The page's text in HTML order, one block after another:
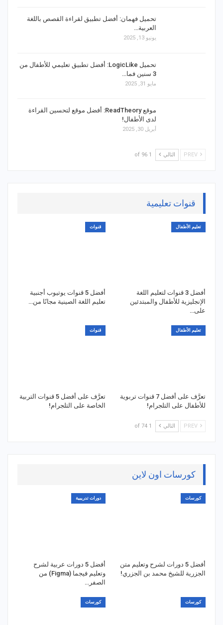
تحميل فهمان: أفضل تطبيق لقراءة القصص باللغة
العربية…
يونيو 13, 2025
تحميل LogicLike: أفضل تطبيق تعليمي للأطفال من
3 سنين فما…
مايو 31, 2025
موقع ReadTheory: أفضل موقع لتحسين القراءة
لدى الأطفال!
أبريل 30, 2025
التالي 1 of 96
قنوات تعليمية
تعليم الأطفال
أفضل 3 قنوات لتعليم اللغة
الإنجليزية للأطفال والمبتدئين
على…
قنوات
أفضل 5 قنوات يوتيوب أجنبية
تعليم اللغة الصينية مجانًا من…
تعليم الأطفال
تعرَّف على أفضل 7 قنوات تربوية
للأطفال على التلجرام!
قنوات
تعرَّف على أفضل 5 قنوات التربية
الخاصة على التلجرام!
التالي 1 of 74
كورسات اون لاين
كورسات
أفضل 5 دورات لشرح وتعليم متن
الجزرية للشيخ محمد بن الجزري!
دورات تدريبية
أفضل 5 دورات عربية لشرح
وتعليم فيجما (Figma) من
الصفر…
كورسات كورسات